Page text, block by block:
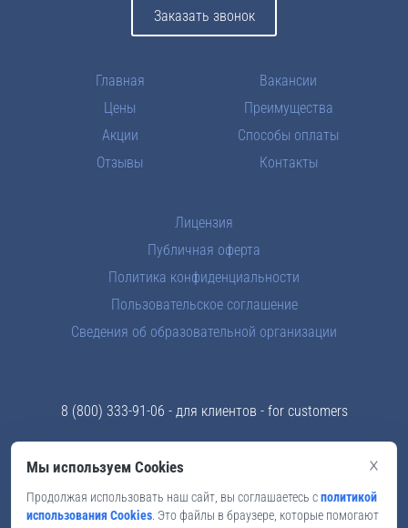
Заказать звонок
Главная
Цены
Акции
Отзывы
Вакансии
Преимущества
Способы оплаты
Контакты
Лицензия
Публичная оферта
Политика конфиденциальности
Пользовательское соглашение
Сведения об образовательной организации
8 (800) 333-91-06 - для клиентов - for customers
Мы в соцсетях
×
Мы используем Cookies
Продолжая использовать наш сайт, вы соглашаетесь сполитикой
использования Cookies . Это файлы в браузере, которые помогают